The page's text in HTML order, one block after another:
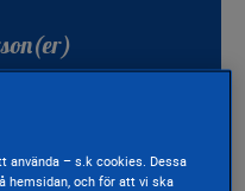
använda – s.k cookies. Dessa
hemsidan, och för att vi ska